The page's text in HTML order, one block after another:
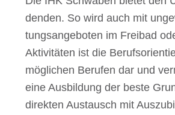
den­den. So wird auch mit
tungs­an­ge­bo­ten im Frei­bad
Akti­vi­tä­ten ist die
mögli­chen Beru­fen dar und
eine Ausbil­dung der beste
direk­ten Austausch mit